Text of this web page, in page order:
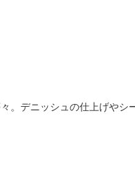
デニッシュの仕上げや